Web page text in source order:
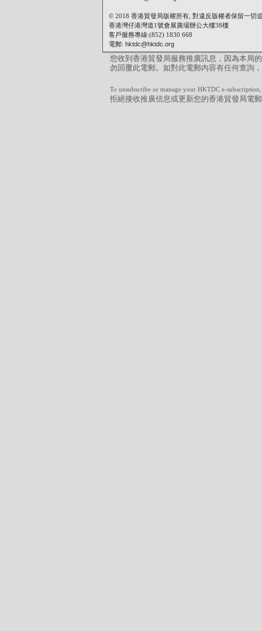
© 2018 香港貿發局版權所有, 對違反版權者保留一切
香港灣仔港灣道1號會展廣場辦公大樓38樓
客戶服務專線:(852) 1830 668
電郵: hktdc@hktdc.org
您收到香港貿發局服務推廣訊息，因為本局
勿回覆此電郵。如對此電郵內容有任何查詢
To unsubscribe or manage your HKTDC e-
拒絕接收推廣信息或更新您的香港貿發局電